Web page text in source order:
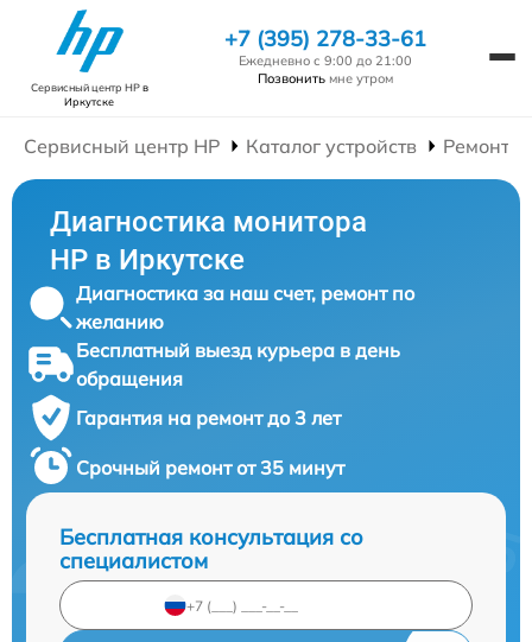
Сервисный центр HPв
Иркутске
+7 (395) 278-33-61
Ежедневно с 9:00 до 21:00
Позвонить мне утром
Сервисный центр HP Каталог устройств Ремонт
Диагностика монитора
HP в Иркутске
Диагностика за наш счет, ремонт по
желанию
Бесплатный выезд курьера в день
обращения
Гарантия на ремонт до 3 лет
Срочный ремонт от 35 минут
Бесплатная консультация со
специалистом